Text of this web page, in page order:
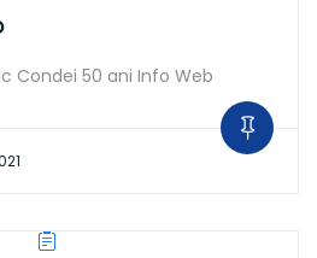
Condei 50 ani Info Web